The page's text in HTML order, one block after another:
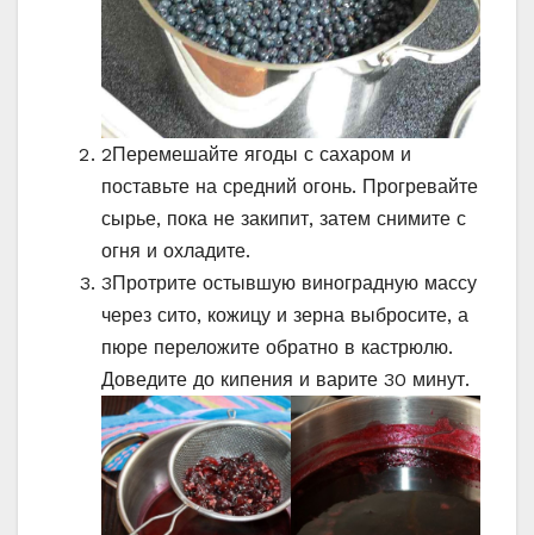
2Перемешайте ягоды с сахаром и
поставьте на средний огонь. Прогревайте
сырье, пока не закипит, затем снимите с
огня и охладите.
3Протрите остывшую виноградную массу
через сито, кожицу и зерна выбросите, а
пюре переложите обратно в кастрюлю.
Доведите до кипения и варите 30 минут.